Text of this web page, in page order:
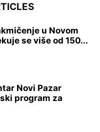
u Novom
se više od 150...
Novi Pazar
program za